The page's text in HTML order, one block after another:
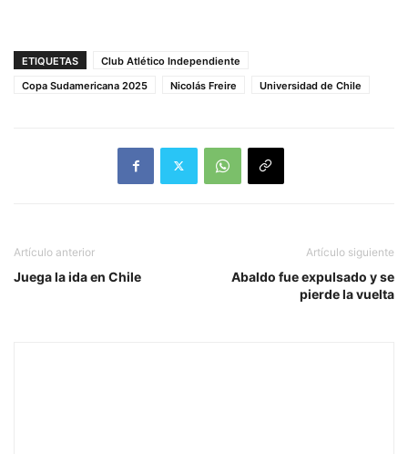
ETIQUETAS
Club Atlético Independiente
Copa Sudamericana 2025
Nicolás Freire Universidad de Chile
Artículo anterior
Juega la ida en Chile
Artículo siguiente
Abaldo fue expulsado y se
pierde la vuelta